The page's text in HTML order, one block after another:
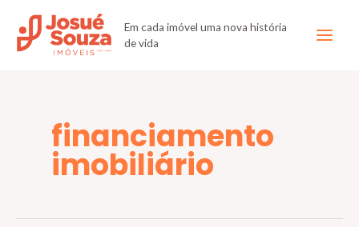
Em cada imóvel uma nova história
de vida
financiamento
imobiliário